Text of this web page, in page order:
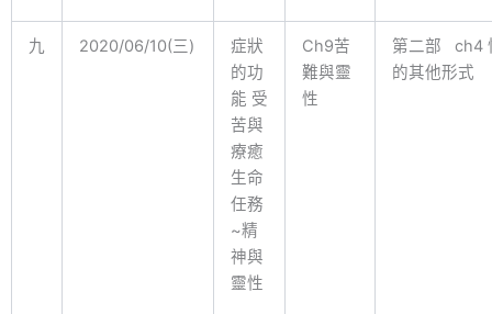
九 2020/06/10(三)
症狀
的功
能 受
苦與
療癒
生命
任務
~精
神與
靈性
Ch9苦
難與靈
性
第二部 ch4
的其他形式